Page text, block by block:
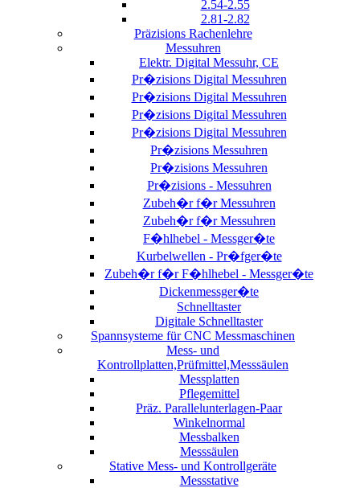
2.54-2.55
2.81-2.82
Präzisions Rachenlehre
Messuhren
Elektr. Digital Messuhr, CE
Pr�zisions Digital Messuhren
Pr�zisions Digital Messuhren
Pr�zisions Digital Messuhren
Pr�zisions Digital Messuhren
Pr�zisions Messuhren
Pr�zisions Messuhren
Pr�zisions - Messuhren
Zubeh�r f�r Messuhren
Zubeh�r f�r Messuhren
F�hlhebel - Messger�te
Kurbelwellen - Pr�fger�te
Zubeh�r f�r F�hlhebel - Messger�te
Dickenmessger�te
Schnelltaster
Digitale Schnelltaster
Spannsysteme für CNC Messmaschinen
Mess- und
Kontrollplatten,Prüfmittel,Messsäulen
Messplatten
Pflegemittel
Präz. Parallelunterlagen-Paar
Winkelnormal
Messbalken
Messsäulen
Stative Mess- und Kontrollgeräte
Messstative